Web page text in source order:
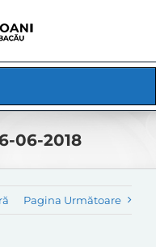
06-2018
Pagina Următoare